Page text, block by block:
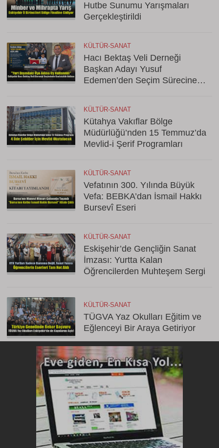
Hutbe Sunumu Yarışmaları
Gerçekleştirildi
KÜLTÜR-SANAT
Hacı Bektaş Veli Derneği
Başkan Adayı Yusuf
Edemen’den Seçim Sürecine
KÜLTÜR-SANAT
Kütahya Vakıflar Bölge
Müdürlüğü’nden 15 Temmuz’da
Mevlid-i Şerif Programları
KÜLTÜR-SANAT
Vefatının 300. Yılında Büyük
Vefa: BEBKA’dan İsmail Hakkı
Bursevî Eseri
KÜLTÜR-SANAT
Eskişehir’de Gençliğin Sanat
İmzası: Yurtta Kalan
Öğrencilerden Muhteşem Sergi
KÜLTÜR-SANAT
TÜGVA Yaz Okulları Eğitim ve
Eğlenceyi Bir Araya Getiriyor